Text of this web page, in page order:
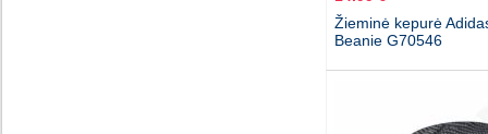
Žieminė kepurė
Beanie G70546